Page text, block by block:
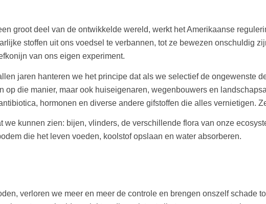
groot deel van de ontwikkelde wereld, werkt het Amerikaanse
stoffen uit ons voedsel te verbannen, tot ze bewezen onschuldig
van ons eigen experiment.
jaren hanteren we het principe dat als we selectief de ongewenste
op die manier, maar ook huiseigenaren, wegenbouwers en
hormonen en diverse andere gifstoffen die alles vernietigen.
kunnen zien: bijen, vlinders, de verschillende flora van onze
die het leven voeden, koolstof opslaan en water absorberen.
verloren we meer en meer de controle en brengen onszelf schade